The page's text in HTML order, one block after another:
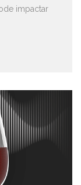
impactar